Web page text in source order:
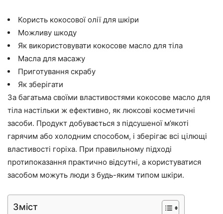
Користь кокосової олії для шкіри
Можливу шкоду
Як використовувати кокосове масло для тіла
Масла для масажу
Приготування скрабу
Як зберігати
За багатьма своїми властивостями кокосове масло для
тіла настільки ж ефективно, як люксові косметичні
засоби. Продукт добувається з підсушеної м’якоті
гарячим або холодним способом, і зберігає всі цілющі
властивості горіха. При правильному підході
протипоказання практично відсутні, а користуватися
засобом можуть люди з будь-яким типом шкіри.
Зміст